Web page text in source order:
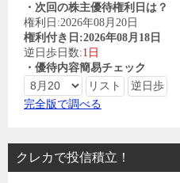
・次回の株主優待権利日は？
権利日:2026年08月20日
権利付き日:2026年08月18日
逆日歩日数:1日
・優待内容簡易チェック
完全版で調べる
クレカで投信積立！